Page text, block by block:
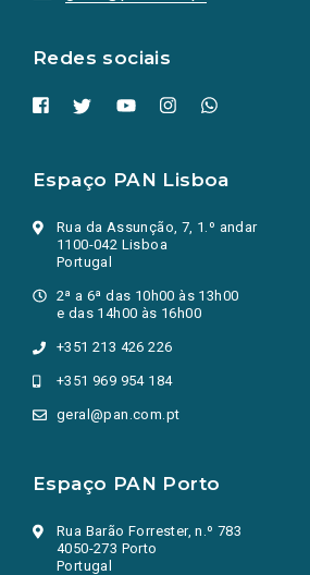
Redes sociais
Espaço PAN Lisboa
Rua da Assunção, 7, 1.º andar
1100-042 Lisboa
Portugal
2ª a 6ª das 10h00 às 13h00
e das 14h00 às 16h00
+351 213 426 226
+351 969 954 184
geral@pan.com.pt
Espaço PAN Porto
Rua Barão Forrester, n.º 783
4050-273 Porto
Portugal